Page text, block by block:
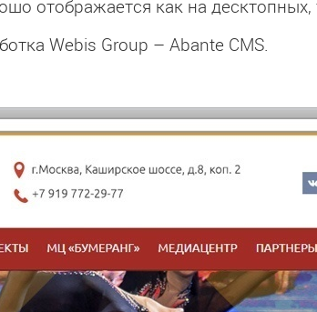
отображается как на
Webis Group – Abante CMS.